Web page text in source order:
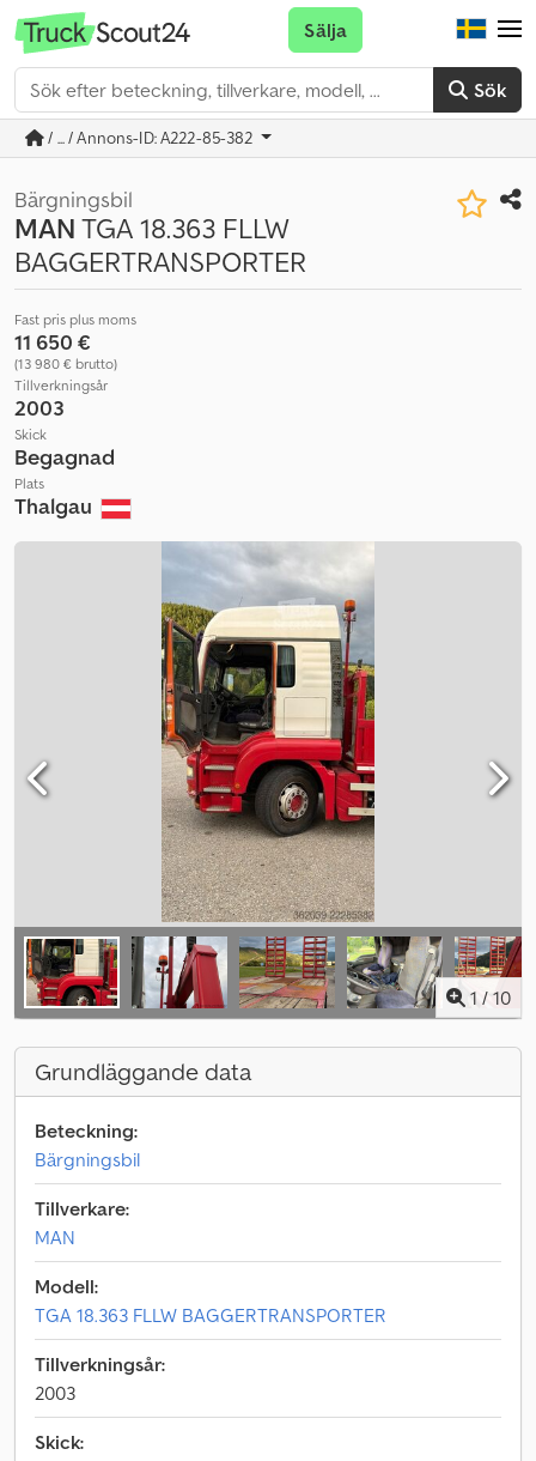
Sök
Sälja
/ ... / Annons-ID: A222-85-382
Bärgningsbil
MANTGA 18.363 FLLW
BAGGERTRANSPORTER
Fast pris plus moms
11 650 €
(13 980 € brutto)
Tillverkningsår
2003
Skick
Begagnad
Plats
Thalgau
1 / 10
Grundläggande data
Beteckning:
Bärgningsbil
Tillverkare:
MAN
Modell:
TGA 18.363 FLLW BAGGERTRANSPORTER
Tillverkningsår:
2003
Skick: